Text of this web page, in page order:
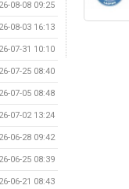
08-08 09:25
08-03 16:13
07-31 10:10
07-25 08:40
07-05 08:48
07-02 13:24
06-28 09:42
06-25 08:39
06-21 08:43